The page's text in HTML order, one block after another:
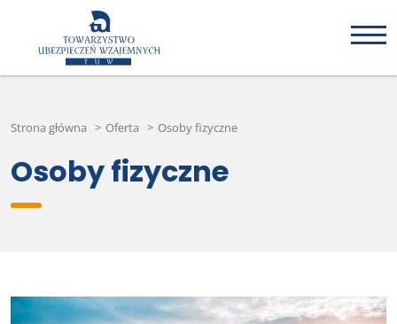
Strona główna > Oferta > Osoby fizyczne
Osoby fizyczne